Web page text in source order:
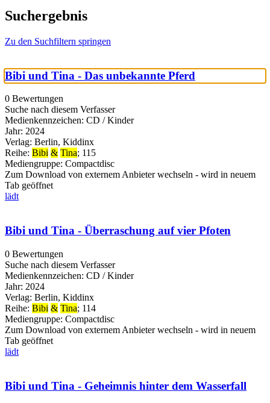
Suchergebnis
Zu den Suchfiltern springen
Bibi und Tina - Das unbekannte Pferd
0 Bewertungen
Suche nach diesem Verfasser
Medienkennzeichen: CD / Kinder
Jahr: 2024
Verlag: Berlin, Kiddinx
Reihe: Bibi & Tina; 115
Mediengruppe: Compactdisc
Zum Download von externem Anbieter wechseln - wird in neuem
Tab geöffnet
lädt
Bibi und Tina - Überraschung auf vier Pfoten
0 Bewertungen
Suche nach diesem Verfasser
Medienkennzeichen: CD / Kinder
Jahr: 2024
Verlag: Berlin, Kiddinx
Reihe: Bibi & Tina; 114
Mediengruppe: Compactdisc
Zum Download von externem Anbieter wechseln - wird in neuem
Tab geöffnet
lädt
Bibi und Tina - Geheimnis hinter dem Wasserfall